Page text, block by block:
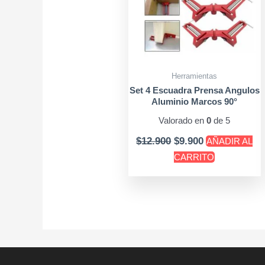
Herramientas
Set 4 Escuadra Prensa Angulos
Aluminio Marcos 90°
Valorado en0 de 5
$12.900 $9.900 AÑADIR AL
CARRITO